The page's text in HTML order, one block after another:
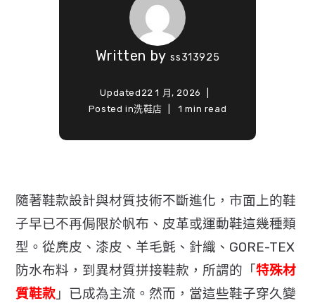
Written byss313925
Updated 22 1 月, 2026
Posted in洗鞋店 1 min read
隨著鞋款設計與材質技術不斷進化， 市面上的鞋
子早已不再侷限於帆布、皮革或運動鞋這幾種類
型。從麂皮、漆皮、羊毛氈、針織、GORE-TEX
防水布料，到異材質拼接鞋款，所謂的「特殊材
質鞋款 」 已成為主流。然而，當這些鞋子穿久變